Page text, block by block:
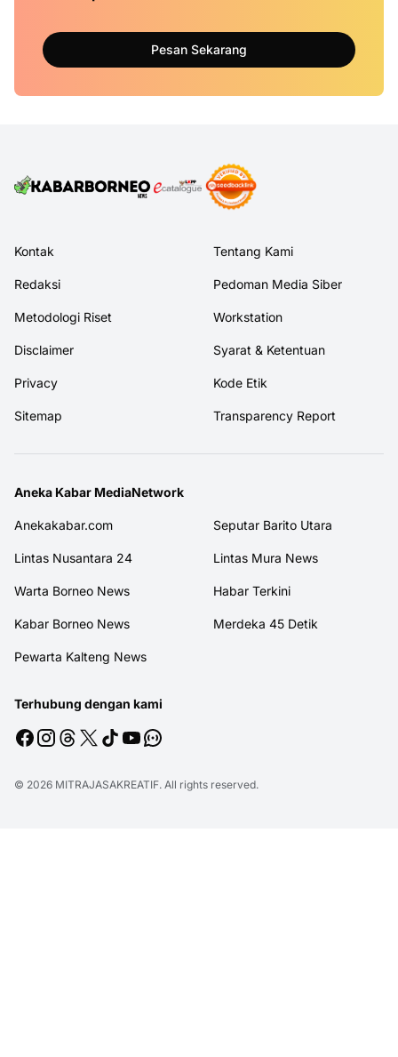
Pesan Sekarang
Kontak Tentang Kami
Redaksi Pedoman Media Siber
Metodologi Riset Workstation
Disclaimer Syarat & Ketentuan
Privacy Kode Etik
Sitemap Transparency Report
Aneka Kabar MediaNetwork
Anekakabar.com Seputar Barito Utara
Lintas Nusantara 24 Lintas Mura News
Warta Borneo News Habar Terkini
Kabar Borneo News Merdeka 45 Detik
Pewarta Kalteng News
Terhubung dengan kami
© 2026 MITRAJASAKREATIF. All rights reserved.